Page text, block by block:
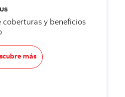
coberturas y beneficios
más